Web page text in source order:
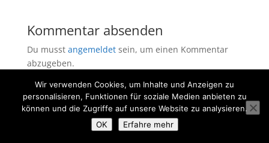
Kommentar absenden
Du musst angemeldetsein, um einen Kommentar
abzugeben.
Wir verwenden Cookies, um Inhalte und Anzeigen zu
personalisieren, Funktionen für soziale Medien anbieten zu
können und die Zugriffe auf unsere Website zu analysieren.
OK
Erfahre mehr